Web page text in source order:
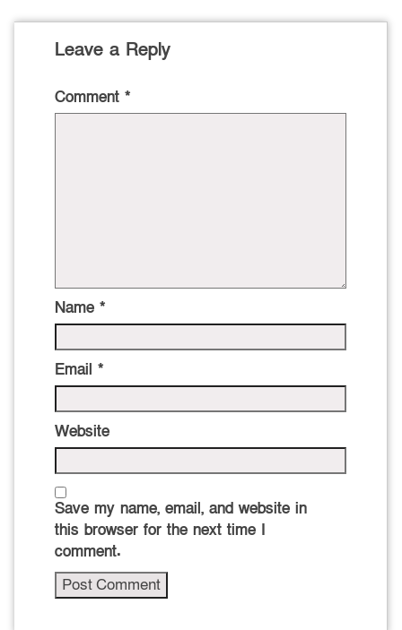
Leave a Reply
Comment *
Name *
Email *
Website
Save my name, email, and website in
this browser for the next time I
comment.